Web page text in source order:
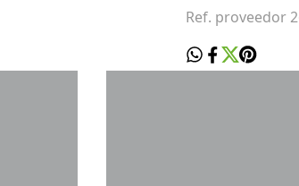
Ref. proveedor